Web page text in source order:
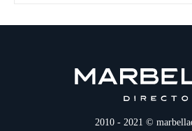
2010 - 2021 ©